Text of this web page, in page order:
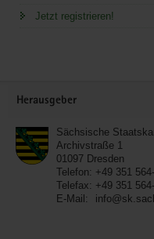
Jetzt registrieren!
Herausgeber
Sächsische
Archivstraße 1
01097 Dresden
Telefon: +49 351
Telefax: +49 351
E-Mail: